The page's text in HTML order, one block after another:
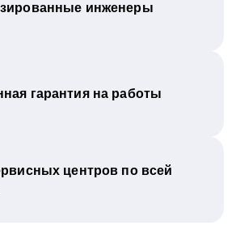
инженеры
гарантия на работы
центров по всей